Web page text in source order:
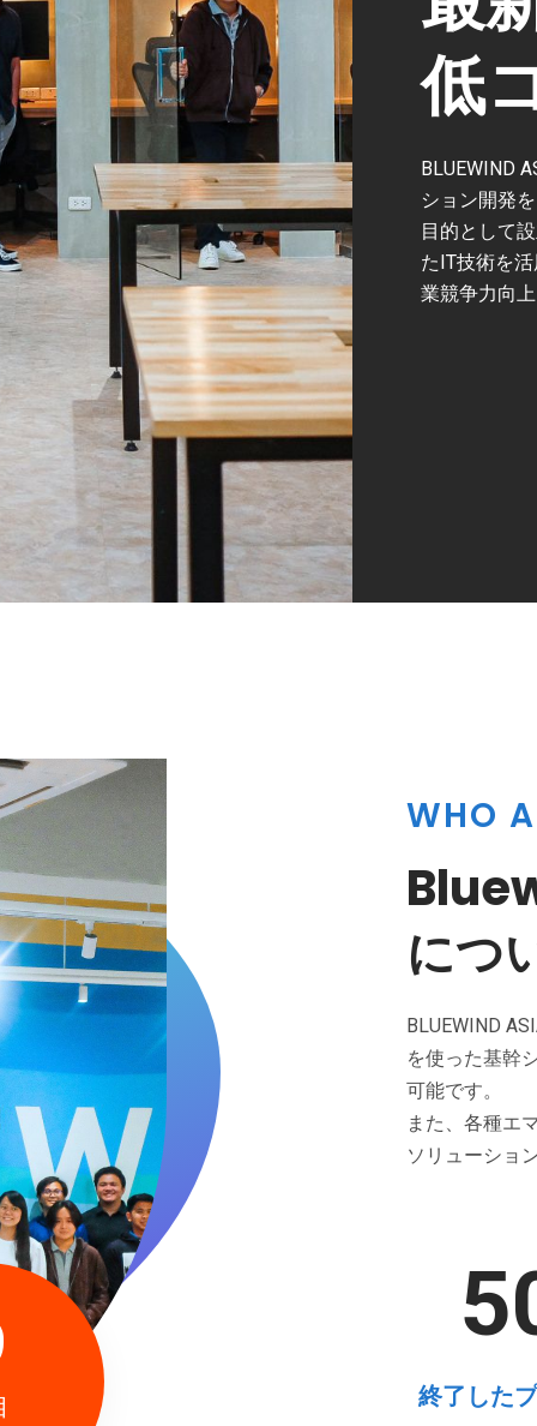
低
BLUEWIND
ション開発を
目的として
たIT技術を
業競争力向上
WHO
につ
BLUEWIND
を使った基幹
可能です。
また、各種エ
ソリューショ
5
終了した